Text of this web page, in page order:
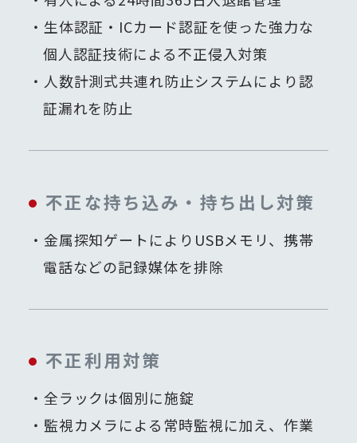
生体認証・ICカード認証を使った強力な
個人認証技術による不正侵入対策
人数計測式共連れ防止システムにより認
証漏れを防止
不正な持ち込み・持ち出し対策
金属探知ゲートによりUSBメモリ、携帯
電話などの記録媒体を排除
不正利用対策
全ラックは個別に施錠
監視カメラによる常時監視に加え、作業